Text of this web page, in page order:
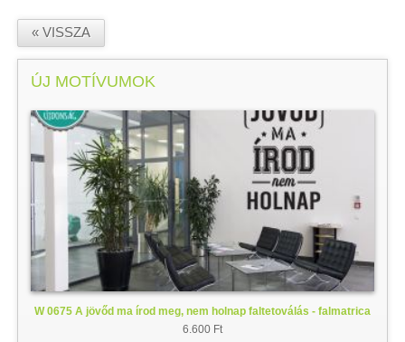
« VISSZA
ÚJ MOTÍVUMOK
W 0675 A jövőd ma írod meg, nem holnap faltetoválás - falmatrica
6.600 Ft